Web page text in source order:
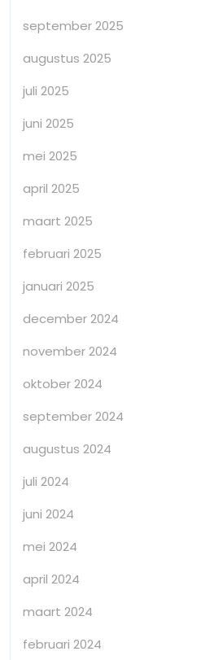
september 2025
augustus 2025
juli 2025
juni 2025
mei 2025
april 2025
maart 2025
februari 2025
januari 2025
december 2024
november 2024
oktober 2024
september 2024
augustus 2024
juli 2024
juni 2024
mei 2024
april 2024
maart 2024
februari 2024